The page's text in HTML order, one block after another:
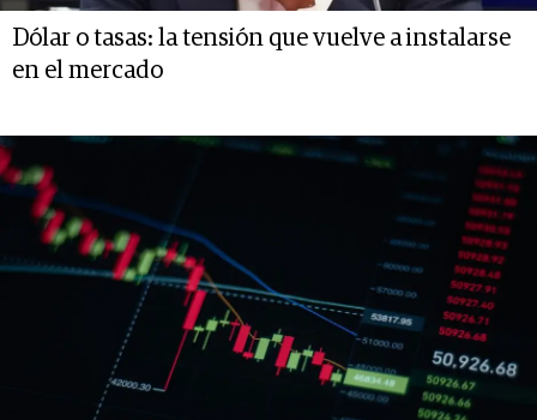
Dólar o tasas: la tensión que vuelve a instalarse
en el mercado